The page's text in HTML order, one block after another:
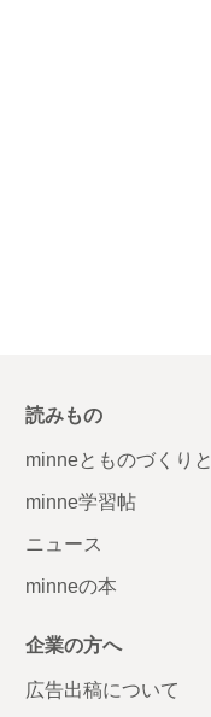
読みもの
minneとものづくりと
minne学習帖
ニュース
minneの本
企業の方へ
広告出稿について